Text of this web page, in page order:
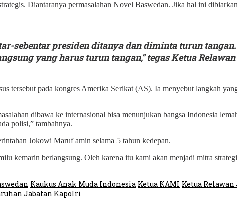
Diantaranya permasalahan Novel Baswedan. Jika hal ini
sebentar presiden ditanya dan diminta turun
yang harus turun tangan,” tegas Ketua
tersebut pada kongres Amerika Serikat (AS). Ia menyebut langkah
dibawa ke internasional bisa menunjukan bangsa Indonesia
polisi,” tambahnya.
Jokowi Maruf amin selama 5 tahun kedepan.
kemarin berlangsung. Oleh karena itu kami akan menjadi mitra
Kaukus Anak Muda Indonesia Ketua KAMI Ketua
Jabatan Kapolri